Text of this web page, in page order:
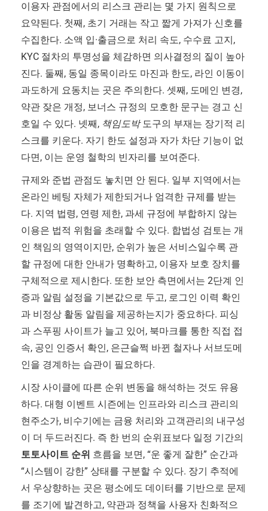
이용자 관점에서의 리스크 관리는 몇 가지 원칙으로
요약된다. 첫째, 초기 거래는 작고 짧게 가져가 신호를
수집한다. 소액 입·출금으로 처리 속도, 수수료 고지,
KYC 절차의 투명성을 체감하면 의사결정의 질이 높아
진다. 둘째, 동일 종목이라도 마진과 한도, 라인 이동이
과도하게 요동치는 곳은 주의한다. 셋째, 도메인 변경,
약관 잦은 개정, 보너스 규정의 모호한 문구는 경고 신
호일 수 있다. 넷째, 책임도박도구의 부재는 장기적 리
스크를 키운다. 자기 한도 설정과 자가 차단 기능이 없
다면, 이는 운영 철학의 빈자리를 보여준다.
규제와 준법 관점도 놓치면 안 된다. 일부 지역에서는
온라인 베팅 자체가 제한되거나 엄격한 규제를 받는
다. 지역 법령, 연령 제한, 과세 규정에 부합하지 않는
이용은 법적 위험을 초래할 수 있다. 합법성 검토는 개
인 책임의 영역이지만, 순위가 높은 서비스일수록 관
할 규정에 대한 안내가 명확하고, 이용자 보호 장치를
구체적으로 제시한다. 또한 보안 측면에서는 2단계 인
증과 알림 설정을 기본값으로 두고, 로그인 이력 확인
과 비정상 활동 알림을 제공하는지가 중요하다. 피싱
과 스푸핑 사이트가 늘고 있어, 북마크를 통한 직접 접
속, 공인 인증서 확인, 은근슬쩍 바뀐 철자나 서브도메
인을 경계하는 습관이 필요하다.
시장 사이클에 따른 순위 변동을 해석하는 것도 유용
하다. 대형 이벤트 시즌에는 인프라와 리스크 관리의
현주소가, 비수기에는 금융 처리와 고객관리의 내구성
이 더 두드러진다. 즉 한 번의 순위표보다 일정 기간의
토토사이트 순위 흐름을 보면, “운 좋게 잘한” 순간과
“시스템이 강한” 상태를 구분할 수 있다. 장기 추적에
서 우상향하는 곳은 평소에도 데이터를 기반으로 문제
를 조기에 발견하고, 약관과 정책을 사용자 친화적으